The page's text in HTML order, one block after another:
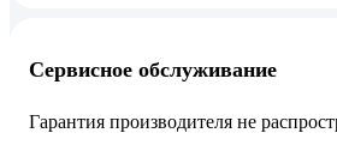
Сервисное обслуживание
Гарантия производителя не